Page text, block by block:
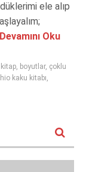
ele alıp
Devamını Oku
, boyutlar, çoklu
kaku kitabı,